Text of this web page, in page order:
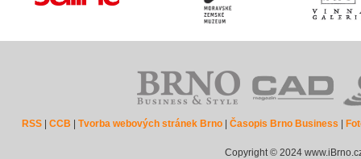
RSS |CCB |Tvorba webových stránek Brno |Časopis Brno Business
Copyright © 2024